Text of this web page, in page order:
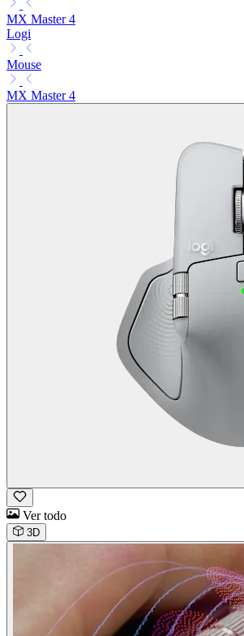
MX Master 4
Logi
Mouse
MX Master 4
Ver todo
3D